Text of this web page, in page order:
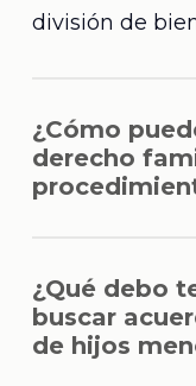
división de
¿Cómo
derecho
asistir en el
¿Qué debo
buscar
de hijos